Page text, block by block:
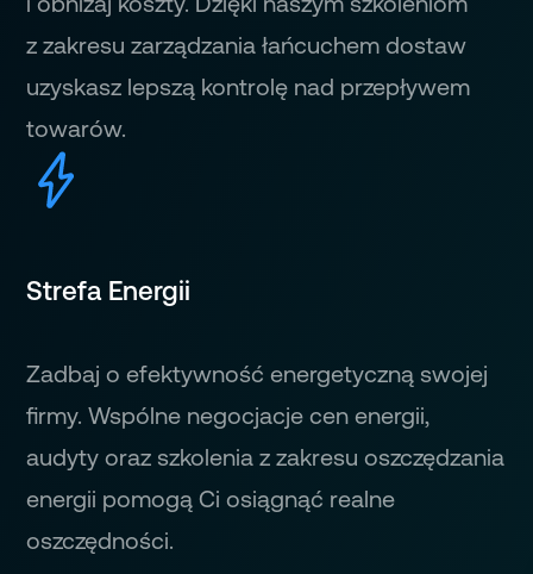
z zakresu zarządzania łańcuchem dostaw
uzyskasz lepszą kontrolę nad przepływem
towarów.
Strefa Energii
Zadbaj o efektywność energetyczną swojej
firmy. Wspólne negocjacje cen energii,
audyty oraz szkolenia z zakresu oszczędzania
energii pomogą Ci osiągnąć realne
oszczędności.